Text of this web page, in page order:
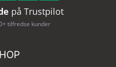
på Trustpilot
tilfredse kunder